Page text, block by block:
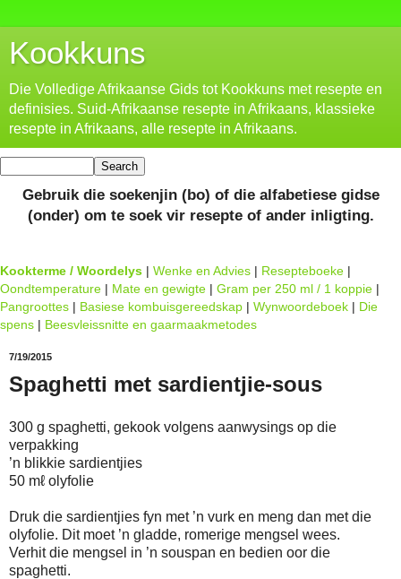
Kookkuns
Die Volledige Afrikaanse Gids tot Kookkuns met resepte en
definisies. Suid-Afrikaanse resepte in Afrikaans, klassieke
resepte in Afrikaans, alle resepte in Afrikaans.
Gebruik die soekenjin (bo) of die alfabetiese gidse
(onder) om te soek vir resepte of ander inligting.
Kookterme / Woordelys | Wenke en Advies | Resepteboeke |
Oondtemperature | Mate en gewigte | Gram per 250 ml / 1 koppie |
Pangroottes | Basiese kombuisgereedskap | Wynwoordeboek | Die
spens | Beesvleissnitte en gaarmaakmetodes
7/19/2015
Spaghetti met sardientjie-sous
300 g spaghetti, gekook volgens aanwysings op die
verpakking
’n blikkie sardientjies
50 mℓ olyfolie
Druk die sardientjies fyn met ’n vurk en meng dan met die
olyfolie. Dit moet ’n gladde, romerige mengsel wees.
Verhit die mengsel in ’n souspan en bedien oor die
spaghetti.